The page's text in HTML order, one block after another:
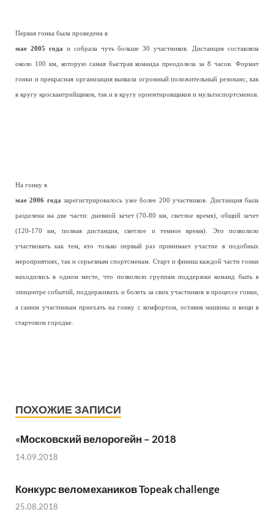
Первая гонка была проведена в
мае 2005 года и собрала чуть больше 30 участников. Дистанция составляла
около 100 км, которую самая быстрая команда преодолела за 8 часов. Формат
гонки и прекрасная организация вызвала огромный положительный резонанс, как
в кругу кроскантрийщиков, так и в кругу ориентировщиков и мультиспортсменов.
На гонку в
мае 2006 года зарегистрировалось уже более 200 участников. Дистанция была
разделена на две части: дневной зачет (70-80 км, светлое время), общий зачет
(120-170 км, полная дистанция, светлое и темное время). Это позволило
участвовать как тем, кто только первый раз принимает участие в подобных
мероприятиях, так и серьезным спортсменам. Старт и финиш каждой части гонки
находились в одном месте, что позволило группам поддержки команд быть в
эпицентре событий, поддерживать и болеть за свих участников в процессе гонки,
а самим участникам приехать на гонку с комфортом, оставив машины и вещи в
стартовом городке.
ПОХОЖИЕ ЗАПИСИ
«Московский велорогейн – 2018
14.09.2018
Конкурс веломехаников Topeak challenge
25.08.2018